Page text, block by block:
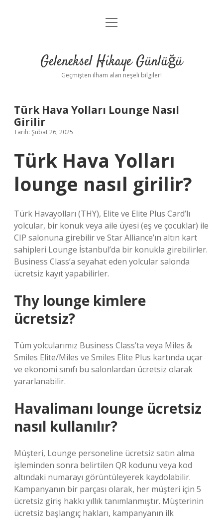
Anasayfa
Yasal Uyarı
menüyü
Geleneksel Hikaye Günlüğü
Geçmişten ilham alan neşeli bilgiler!
Türk Hava Yolları Lounge Nasıl
Girilir
Tarih: Şubat 26, 2025
Türk Hava Yolları
lounge nasıl girilir?
Türk Havayolları (THY), Elite ve Elite Plus Card’lı
yolcular, bir konuk veya aile üyesi (eş ve çocuklar) ile
CIP salonuna girebilir ve Star Alliance’ın altın kart
sahipleri Lounge İstanbul’da bir konukla girebilirler.
Business Class’a seyahat eden yolcular salonda
ücretsiz kayıt yapabilirler.
Thy lounge kimlere
ücretsiz?
Tüm yolcularımız Business Class’ta veya Miles &
Smiles Elite/Miles ve Smiles Elite Plus kartında uçar
ve ekonomi sınıfı bu salonlardan ücretsiz olarak
yararlanabilir.
Havalimanı lounge ücretsiz
nasıl kullanılır?
Müşteri, Lounge personeline ücretsiz satın alma
işleminden sonra belirtilen QR kodunu veya kod
altındaki numarayı görüntüleyerek kaydolabilir.
Kampanyanın bir parçası olarak, her müşteri için 5
ücretsiz giriş hakkı yıllık tanımlanmıştır. Müşterinin
ücretsiz başlangıç ​​hakları, kampanyanın ilk